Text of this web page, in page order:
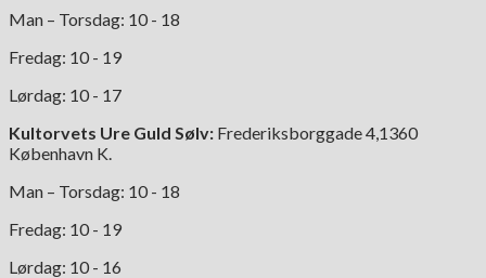
Man – Torsdag: 10 - 18
Fredag: 10 - 19
Lørdag: 10 - 17
Kultorvets Ure Guld Sølv: Frederiksborggade 4,1360
København K.
Man – Torsdag: 10 - 18
Fredag: 10 - 19
Lørdag: 10 - 16